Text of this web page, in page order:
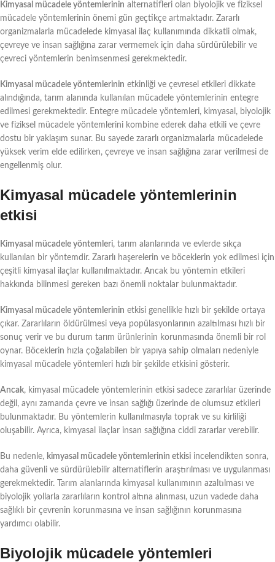
Kimyasal mücadele yöntemlerinin alternatifleri olan biyolojik ve fiziksel
mücadele yöntemlerinin önemi gün geçtikçe artmaktadır. Zararlı
organizmalarla mücadelede kimyasal ilaç kullanımında dikkatli olmak,
çevreye ve insan sağlığına zarar vermemek için daha sürdürülebilir ve
çevreci yöntemlerin benimsenmesi gerekmektedir.
Kimyasal mücadele yöntemlerinin etkinliği ve çevresel etkileri dikkate
alındığında, tarım alanında kullanılan mücadele yöntemlerinin entegre
edilmesi gerekmektedir. Entegre mücadele yöntemleri, kimyasal, biyolojik
ve fiziksel mücadele yöntemlerini kombine ederek daha etkili ve çevre
dostu bir yaklaşım sunar. Bu sayede zararlı organizmalarla mücadelede
yüksek verim elde edilirken, çevreye ve insan sağlığına zarar verilmesi de
engellenmiş olur.
Kimyasal mücadele yöntemlerinin
etkisi
Kimyasal mücadele yöntemleri, tarım alanlarında ve evlerde sıkça
kullanılan bir yöntemdir. Zararlı haşerelerin ve böceklerin yok edilmesi için
çeşitli kimyasal ilaçlar kullanılmaktadır. Ancak bu yöntemin etkileri
hakkında bilinmesi gereken bazı önemli noktalar bulunmaktadır.
Kimyasal mücadele yöntemlerinin etkisi genellikle hızlı bir şekilde ortaya
çıkar. Zararlıların öldürülmesi veya popülasyonlarının azaltılması hızlı bir
sonuç verir ve bu durum tarım ürünlerinin korunmasında önemli bir rol
oynar. Böceklerin hızla çoğalabilen bir yapıya sahip olmaları nedeniyle
kimyasal mücadele yöntemleri hızlı bir şekilde etkisini gösterir.
Ancak, kimyasal mücadele yöntemlerinin etkisi sadece zararlılar üzerinde
değil, aynı zamanda çevre ve insan sağlığı üzerinde de olumsuz etkileri
bulunmaktadır. Bu yöntemlerin kullanılmasıyla toprak ve su kirliliği
oluşabilir. Ayrıca, kimyasal ilaçlar insan sağlığına ciddi zararlar verebilir.
Bu nedenle, kimyasal mücadele yöntemlerinin etkisi incelendikten sonra,
daha güvenli ve sürdürülebilir alternatiflerin araştırılması ve uygulanması
gerekmektedir. Tarım alanlarında kimyasal kullanımının azaltılması ve
biyolojik yollarla zararlıların kontrol altına alınması, uzun vadede daha
sağlıklı bir çevrenin korunmasına ve insan sağlığının korunmasına
yardımcı olabilir.
Biyolojik mücadele yöntemleri